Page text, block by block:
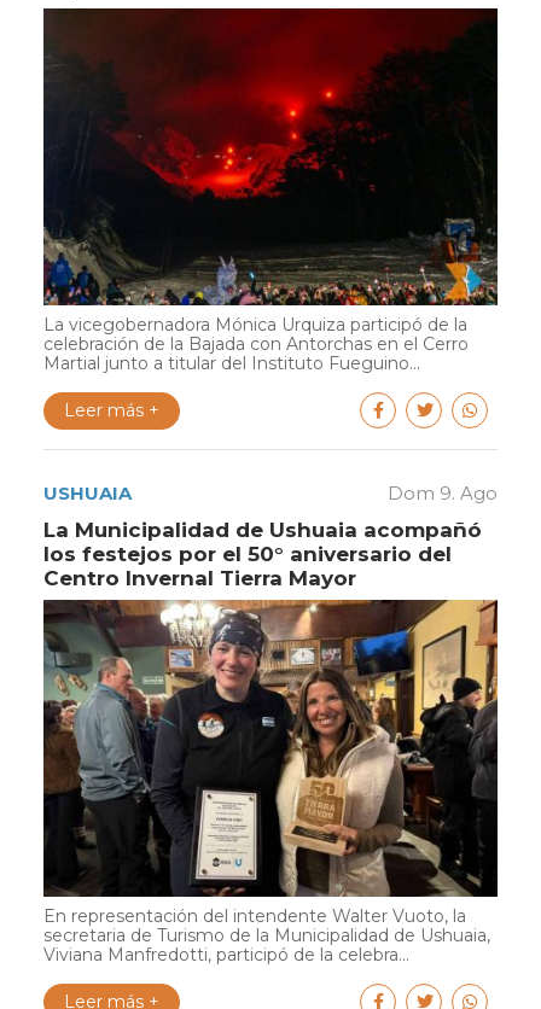
La vicegobernadora Mónica Urquiza participó de la
celebración de la Bajada con Antorchas en el Cerro
Martial junto a titular del Instituto Fueguino...
Leer más +
USHUAIA Dom 9. Ago
La Municipalidad de Ushuaia acompañó
los festejos por el 50° aniversario del
Centro Invernal Tierra Mayor
En representación del intendente Walter Vuoto, la
secretaria de Turismo de la Municipalidad de Ushuaia,
Viviana Manfredotti, participó de la celebra...
Leer más +